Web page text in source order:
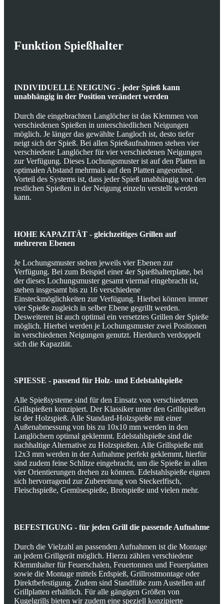
Funktion Spießhalter
INDIVIDUELLE NEIGUNG - jeder Spieß kann
unabhängig in der Position verändert werden
Durch die eingebrachten Langlöcher ist das Klemmen von
verschiedenen Spießen in unterschiedlichen Neigungen
möglich. Je länger das gewählte Langloch ist, desto tiefer
neigt sich der Spieß. Bei allen Spießaufnahmen stehen vier
verschiedene Langlöcher für vier verschiedenen Neigungen
zur Verfügung. Dieses Lochungsmuster ist auf den Platten in
optimalen Abstand mehrmals auf den Platten angeordnet.
Vorteil des Systems ist, dass jeder Spieß unabhängig von den
restlichen Spießen in der Neigung einzeln verstellt werden
kann.
HOHE KAPAZITÄT - gleichzeitiges Grillen auf
mehreren Ebenen
Je Lochungsmuster stehen jeweils vier Ebenen zur
Verfügung. Bei zum Beispiel einer 4er Spießhalterplatte, bei
der dieses Lochungsmuster gesamt viermal eingebracht ist,
stehen insgesamt bis zu 16 verschiedene
Einsteckmöglichkeiten zur Verfügung. Hierbei können immer
vier Spieße zugleich in selber Ebene gegrillt werden.
Desweiteren ist auch optimal ein versetztes Grillen der Spieße
möglich. Hierbei werden je Lochungsmuster zwei Positionen
in verschiedenen Neigungen genutzt. Hierdurch verdoppelt
sich die Kapazität.
SPIESSE - passend für Holz- und Edelstahlspieße
Alle Spießsysteme sind für den Einsatz von verschiedenen
Grillspießen konzipiert. Der Klassiker unter den Grillspießen
ist der Holzspieß. Alle Standard-Holzspieße mit einer
Außenabmessung von bis zu 10x10 mm werden in den
Langlöchern optimal geklemmt. Edelstahlspieße sind die
nachhaltige Alternative zu Holzspießen. Alle Grillspieße mit
12x3 mm werden in der Aufnahme perfekt geklemmt, hierfür
sind zudem feine Schlitze eingebracht, um die Spieße in allen
vier Orientierungen drehen zu können. Edelstahlspieße eignen
sich hervorragend zur Zubereitung von Steckerlfisch,
Fleischspieße, Gemüsespieße, Brotspieße und vielen mehr.
BEFESTIGUNG - für jeden Grill die passende Aufnahme
Durch die Vielzahl an passenden Aufnahmen ist die Montage
an jedem Grillgerät möglich. Hierzu zählen verschiedene
Klemmhalter für Feuerschalen, Feuertonnen und Feuerplatten
sowie die Montage mittels Erdspieß, Grillrostmontage oder
Direktbefestigung. Zudem sind Standfüße zum Austellen auf
Grillplatten erhältlich. Für alle gängigen Größen von
Kugelgrills bieten wir zudem eine speziell konzipierte